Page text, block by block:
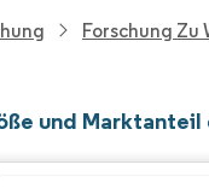
Forschung
und